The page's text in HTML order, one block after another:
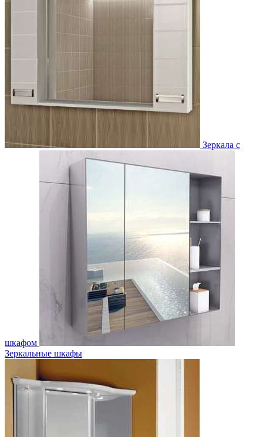
Зеркала с
шкафом
Зеркальные шкафы